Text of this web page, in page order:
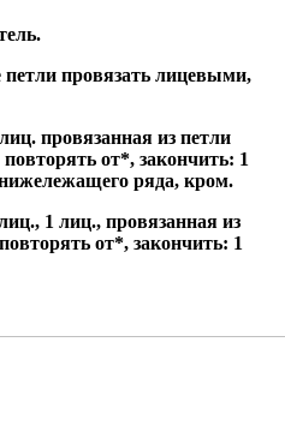
провязать лицевыми,
провязанная из петли
от*, закончить: 1
ряда, кром.
1 лиц., провязанная из
от*, закончить: 1